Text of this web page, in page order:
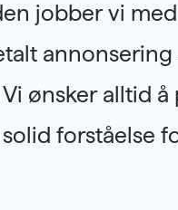
jobber vi
ønsker alltid å
forståelse